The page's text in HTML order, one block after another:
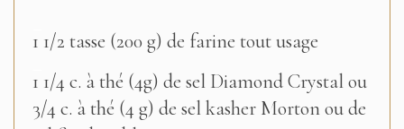
1 1/2 tasse (200 g) de farine tout usage
1 1/4 c. à thé (4g) de sel Diamond Crystal ou
3/4 c. à thé (4 g) de sel kasher Morton ou de